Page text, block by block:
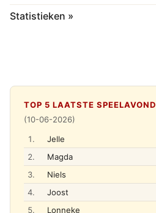
Statistieken »
TOP 5 LAATSTE SPEELAVOND
(10-06-2026)
1.
Jelle
2.
Magda
3.
Niels
4.
Joost
5.
Lonneke